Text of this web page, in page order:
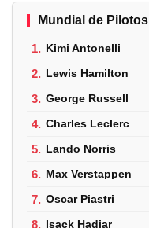
Mundial de Pilotos
1. Kimi Antonelli
2. Lewis Hamilton
3. George Russell
4. Charles Leclerc
5. Lando Norris
6. Max Verstappen
7. Oscar Piastri
8. Isack Hadjar